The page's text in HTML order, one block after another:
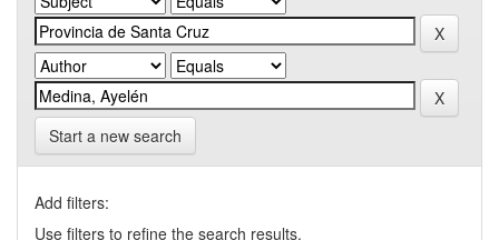
Start a new search
Add filters:
Use filters to refine the search results.